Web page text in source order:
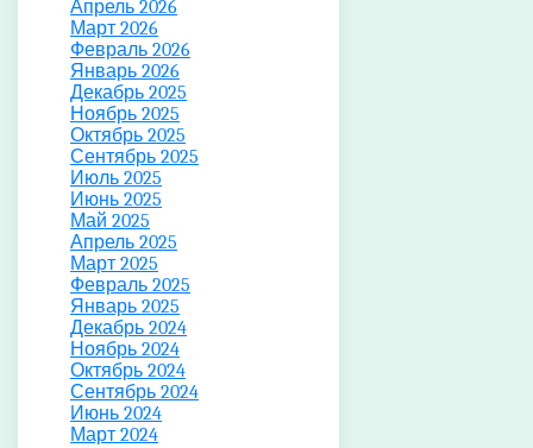
Апрель 2026
Март 2026
Февраль 2026
Январь 2026
Декабрь 2025
Ноябрь 2025
Октябрь 2025
Сентябрь 2025
Июль 2025
Июнь 2025
Май 2025
Апрель 2025
Март 2025
Февраль 2025
Январь 2025
Декабрь 2024
Ноябрь 2024
Октябрь 2024
Сентябрь 2024
Июнь 2024
Март 2024